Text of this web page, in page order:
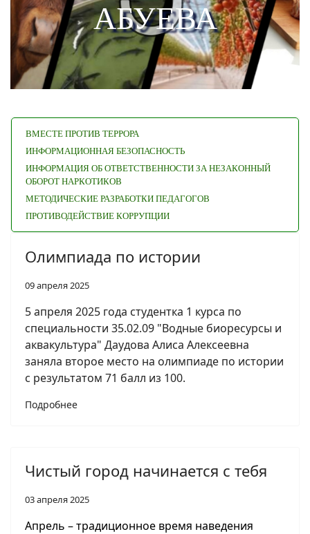
АБУЕВА
ВМЕСТЕ ПРОТИВ ТЕРРОРА
ИНФОРМАЦИОННАЯ БЕЗОПАСНОСТЬ
ИНФОРМАЦИЯ ОБ ОТВЕТСТВЕННОСТИ ЗА НЕЗАКОННЫЙ
ОБОРОТ НАРКОТИКОВ
МЕТОДИЧЕСКИЕ РАЗРАБОТКИ ПЕДАГОГОВ
ПРОТИВОДЕЙСТВИЕ КОРРУПЦИИ
Олимпиада по истории
09 апреля 2025
5 апреля 2025 года студентка 1 курса по
специальности 35.02.09 "Водные биоресурсы и
аквакультура" Даудова Алиса Алексеевна
заняла второе место на олимпиаде по истории
с результатом 71 балл из 100.
Подробнее
Чистый город начинается с тебя
03 апреля 2025
Апрель – традиционное время наведения